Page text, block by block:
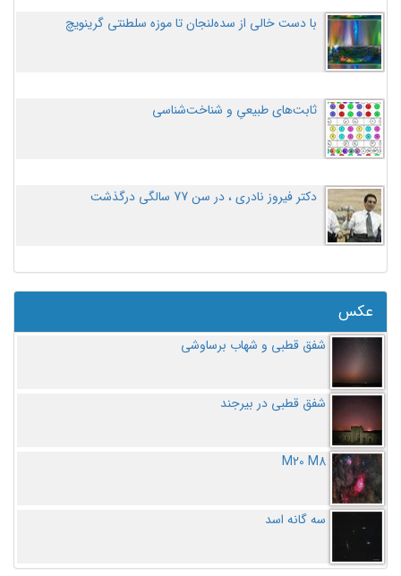
با دست خالی از سده‌لنجان تا موزه سلطنتی گرینویچ
ثابت‌های طبیعیِ و شناخت‌شناسی
دکتر فیروز نادری ، در سن 77 سالگی درگذشت
عکس
شفق قطبی و شهاب برساوشی
شفق قطبی در بیرجند
M20 M8
سه گانه اسد